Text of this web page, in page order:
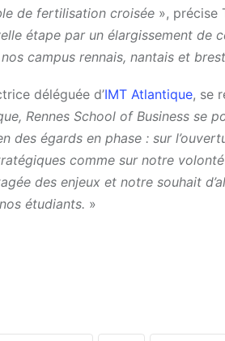
de fertilisation croisée », précise
étape par un élargissement
campus rennais, nantais et
déléguée d’IMT Atlantique, se
Rennes School of Business se
des égards en phase : sur
comme sur notre
des enjeux et notre souhait
étudiants. »